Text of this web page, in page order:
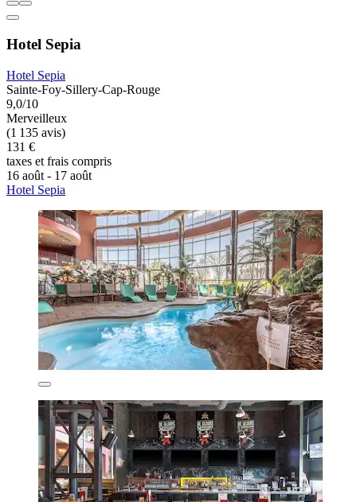
Hotel Sepia
Hotel Sepia
Sainte-Foy-Sillery-Cap-Rouge
9,0/10
Merveilleux
(1 135 avis)
131 €
taxes et frais compris
16 août - 17 août
Hotel Sepia